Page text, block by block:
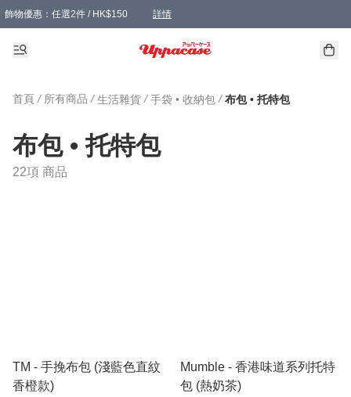
飾物優惠：任選2件 / HK$150 詳情
髮飾優惠：任選2件 / HK$100 詳情
精選襪子優惠：任選3對 / HK$115 詳情
滿額免運：本地訂單滿港幣350元可享免運費優惠
首頁 / 所有商品 / 生活雜貨 / 手袋 • 收納包 / 布包 • 托特包
布包 • 托特包
22項 商品
TM - 手挽布包 (淺藍色直紋
香橙款)
Mumble - 香港味道系列托特
包 (熱奶茶)